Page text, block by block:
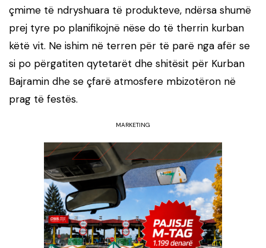
çmime të ndryshuara të produkteve, ndërsa shumë
prej tyre po planifikojnë nëse do të therrin kurban
këtë vit. Ne ishim në terren për të parë nga afër se
si po përgatiten qytetarët dhe shitësit për Kurban
Bajramin dhe se çfarë atmosfere mbizotëron në
prag të festës.
MARKETING